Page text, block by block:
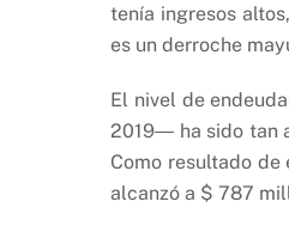
tenía ingresos
es un derroche
El nivel de
2019― ha sido tan
Como resultado
alcanzó a $ 787